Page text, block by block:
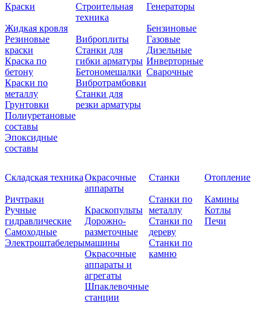
Краски
Жидкая кровля
Резиновые
краски
Краска по
бетону
Краски по
металлу
Грунтовки
Полиуретановые
составы
Эпоксидные
составы
Строительная
техника
Виброплиты
Станки для
гибки арматуры
Бетономешалки
Вибротрамбовки
Станки для
резки арматуры
Генераторы
Бензиновые
Газовые
Дизельные
Инверторные
Сварочные
Складская техника
Ричтраки
Ручные
гидравлические
Самоходные
Электроштабелеры
Окрасочные
аппараты
Краскопульты
Дорожно-
разметочные
машины
Окрасочные
аппараты и
агрегаты
Шпаклевочные
станции
Станки
Станки по
металлу
Станки по
дереву
Станки по
камню
Отопление
Камины
Котлы
Печи